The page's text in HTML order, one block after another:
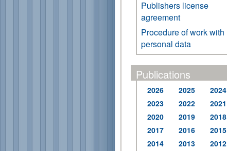
Publishers license
agreement
Procedure of work with
personal data
Publications
2026 2025
2024
2023
2022
2021
2020
2019
2018
2017
2016
2015
2014
2013
2012